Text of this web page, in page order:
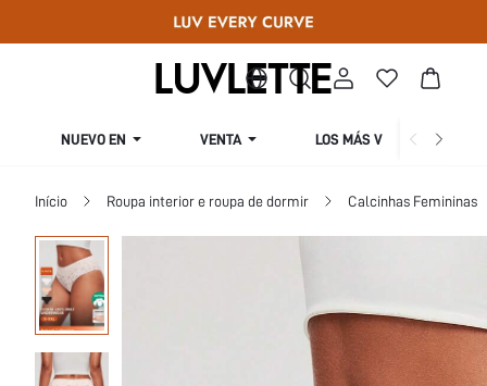
NUEVO EN VENTA LOS MÁS VENDIDOS
Início Roupa interior e roupa de dormir Calcinhas Femininas